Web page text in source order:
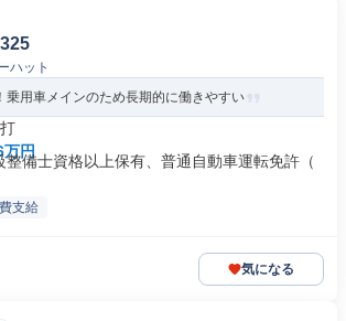
ハット
乗用車メインのため長期的に働きやすい
万円
整備士資格以上保有、普通自動車運転免許（
支給
気になる